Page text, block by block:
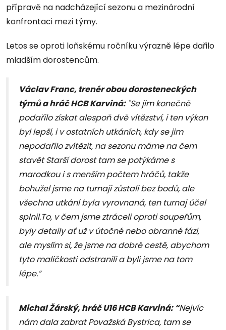
přípravě na nadcházející sezonu a mezinárodní
konfrontaci mezi týmy.
Letos se oproti loňskému ročníku výrazně lépe dařilo
mladším dorostencům.
Václav Franc, trenér obou dorosteneckých
týmů a hráč HCB Karviná:"Se jim konečně
podařilo získat alespoň dvě vítězství, i ten výkon
byl lepší, i v ostatních utkáních, kdy se jim
nepodařilo zvítězit, na sezonu máme na čem
stavět Starší dorost tam se potýkáme s
marodkou i s menším počtem hráčů, takže
bohužel jsme na turnaji zůstali bez bodů, ale
všechna utkání byla vyrovnaná, ten turnaj účel
splnil.To, v čem jsme ztráceli oproti soupeřům,
byly detaily ať už v útočné nebo obranné fázi,
ale myslím si, že jsme na dobré cestě, abychom
tyto maličkosti odstranili a byli jsme na tom
lépe.”
Michal Žárský, hráč U16 HCB Karviná: “Nejvíc
nám dala zabrat Považská Bystrica, tam se